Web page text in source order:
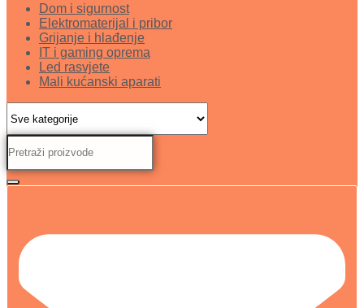
Dom i sigurnost
Elektromaterijal i pribor
Grijanje i hlađenje
IT i gaming oprema
Led rasvjete
Mali kućanski aparati